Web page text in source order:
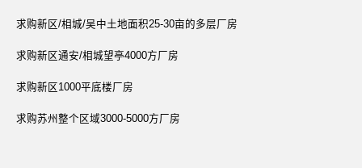
求购新区/相城/吴中土地面积25-30亩的多层厂房
求购新区通安/相城望亭4000方厂房
求购新区1000平底楼厂房
求购苏州整个区域3000-5000方厂房